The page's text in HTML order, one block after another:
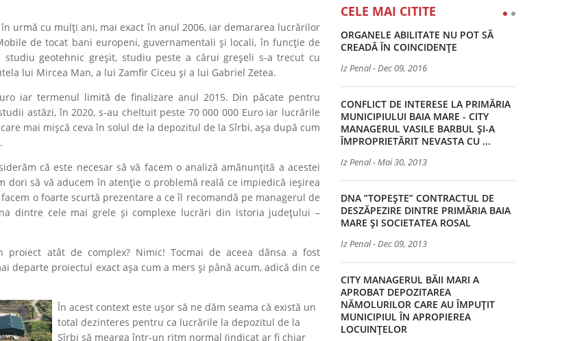
urmă cu mulți ani, mai exact în anul 2006, iar demararea lucrărilor
de tocat bani europeni, guvernamentali și locali, în funcție de
geotehnic greșit, studiu peste a cărui greșeli s-a trecut cu
lui Mircea Man, a lui Zamfir Ciceu și a lui Gabriel Zetea.
iar termenul limită de finalizare anul 2015. Din păcate pentru
astăzi, în 2020, s-au cheltuit peste 70 000 000 Euro iar lucrările
mai mișcă ceva în solul de la depozitul de la Sîrbi, așa după cum
că este necesar să vă facem o analiză amănunțită a acestei
să vă aducem în atenție o problemă reală ce impiedică ieșirea
o foarte scurtă prezentare a ce îl recomandă pe managerul de
dintre cele mai grele și complexe lucrări din istoria județului –
atât de complex? Nimic! Tocmai de aceea dânsa a fost
departe proiectul exact așa cum a mers și până acum, adică din ce
În acest context este ușor să ne dăm seama că există un
total dezinteres pentru ca lucrările la depozitul de la
Sîrbi să mearga într-un ritm normal (indicat ar fi chiar
CELE MAI CITITE
ORGANELE ABILITATE NU POT SĂ
CREADĂ ÎN COINCIDENȚE
Iz Penal-Dec 09, 2016
CONFLICT DE INTERESE LA PRIMĂRIA
MUNICIPIULUI BAIA MARE - CITY
MANAGERUL VASILE BARBUL ȘI-A
ÎMPROPRIETĂRIT NEVASTA CU ...
Iz Penal-Mai 30, 2013
DNA ”TOPEȘTE” CONTRACTUL DE
DESZĂPEZIRE DINTRE PRIMĂRIA BAIA
MARE ȘI SOCIETATEA ROSAL
Iz Penal-Dec 09, 2013
CITY MANAGERUL BĂII MARI A
APROBAT DEPOZITAREA
NĂMOLURILOR CARE AU ÎMPUȚIT
MUNICIPIUL ÎN APROPIEREA
LOCUINȚELOR